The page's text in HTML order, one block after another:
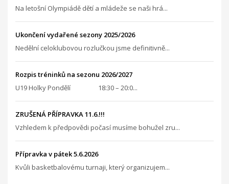
Na letošní Olympiádě dětí a mládeže se naši hrá...
Ukončení vydařené sezony 2025/2026
Nedělní celoklubovou rozlučkou jsme definitivně...
Rozpis tréninků na sezonu 2026/2027
U19 Holky Pondělí 18:30 – 20:0...
ZRUŠENÁ PŘÍPRAVKA 11.6.!!!
Vzhledem k předpovědi počasí musíme bohužel zru...
Přípravka v pátek 5.6.2026
Kvůli basketbalovému turnaji, který organizujem...